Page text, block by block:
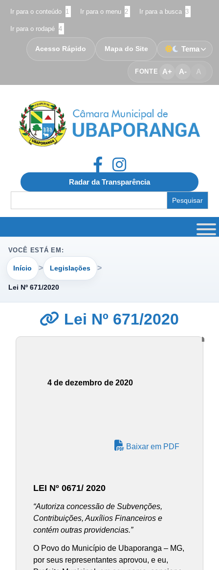
Ir para o conteúdo 1 Ir para o menu 2 Ir para a busca 3
Ir para o rodapé 4
FONTE A+ A- A
Acesso Rápido Mapa do Site Tema
Radar da Transparência
for:
VOCÊ ESTÁ EM:
Início Legislações
Lei Nº 671/2020
Lei Nº 671/2020
4 de dezembro de 2020
Baixar em PDF
LEI Nº 0671/ 2020
“Autoriza concessão de Subvenções,
Contribuições, Auxílios Financeiros e
contém outras providencias.”
O Povo do Município de Ubaporanga – MG,
por seus representantes aprovou, e eu,